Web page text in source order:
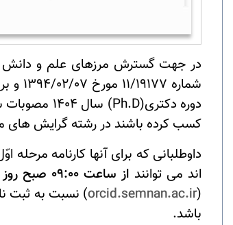
در جهت گسترش مرزهای علم و دانش
دوره دکتری(Ph.D
کسب کرده باشند در رشته گرایش های مندرج در جدول
داوطلبانی که برای آنها کارنامه
اند می توانند از ساعت 09:00 صبح روز پنجشنبه
(
orcid.semnan.ac.ir) نسبت به ثبت
باشد.